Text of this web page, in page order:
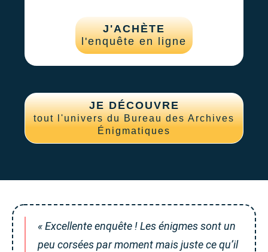
J'ACHÈTE
l'enquête en ligne
JE DÉCOUVRE
tout l'univers du Bureau des Archives
Énigmatiques
« Excellente enquête ! Les énigmes sont un
peu corsées par moment mais juste ce qu’il